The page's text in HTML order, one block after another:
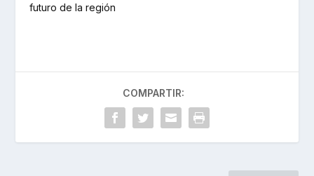
futuro de la región
COMPARTIR: